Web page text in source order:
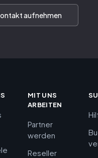
aufnehmen
MIT UNS
ARBEITEN
Partner
werden
Reseller